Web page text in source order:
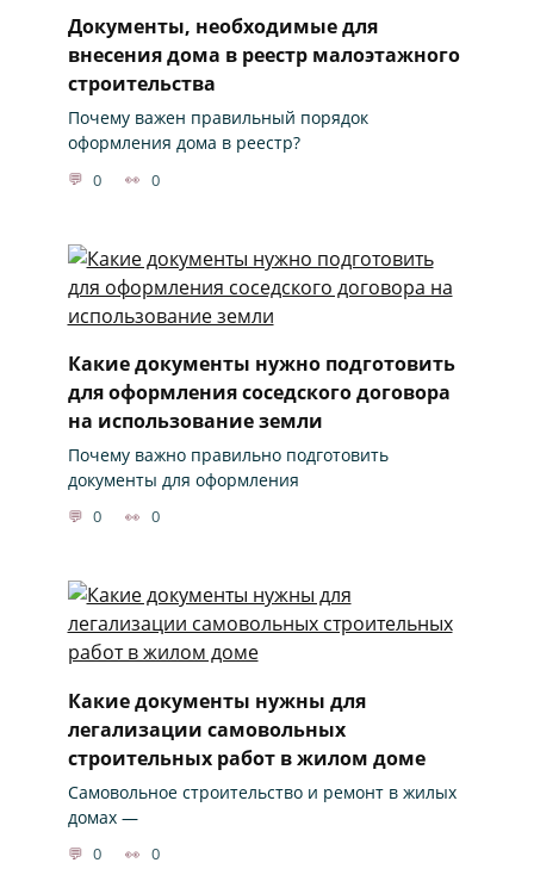
Документы, необходимые для
внесения дома в реестр малоэтажного
строительства
Почему важен правильный порядок
оформления дома в реестр?
0 0
Какие документы нужно подготовить
для оформления соседского договора
на использование земли
Почему важно правильно подготовить
документы для оформления
0 0
Какие документы нужны для
легализации самовольных
строительных работ в жилом доме
Самовольное строительство и ремонт в жилых
домах —
0 0